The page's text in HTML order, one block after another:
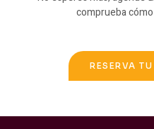
comprueba
RESERVA